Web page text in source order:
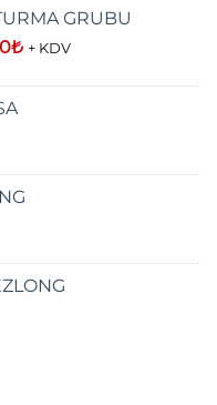
GRUBU
₺Şu
+ KDV